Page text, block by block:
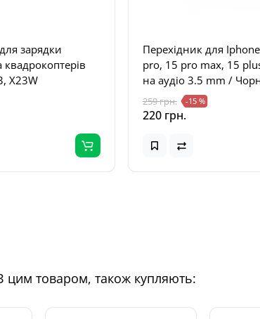
зарядки
X23W
Перехідник для
pro, 15 pro max, 15
на аудіо 3.5 mm /
259 грн. -15 %
220 грн.
цим товаром, також купляють: